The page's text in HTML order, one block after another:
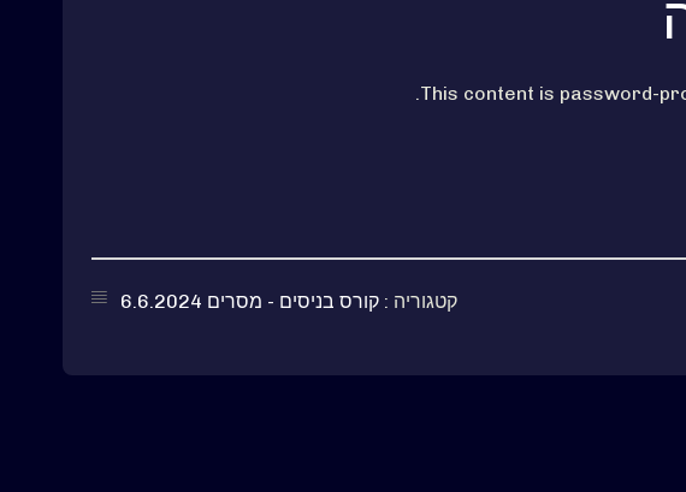
This content is password-
קטגוריה : קורס בניסים - מסרים 6.6.2024